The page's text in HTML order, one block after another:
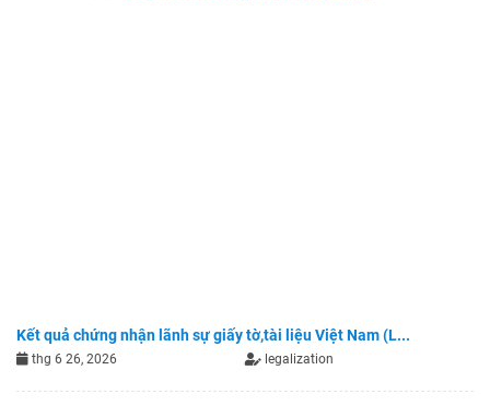
Kết quả chứng nhận lãnh sự giấy tờ,tài liệu Việt Nam (L...
thg 6 26, 2026 legalization